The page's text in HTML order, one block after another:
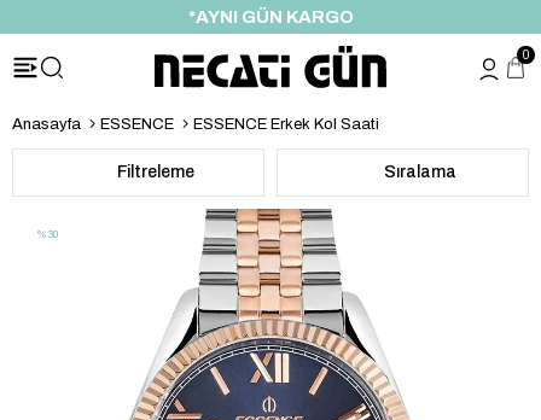
*AYNI GÜN KARGO
0
Anasayfa ESSENCE ESSENCE Erkek Kol Saati
Filtreleme Sıralama
%30